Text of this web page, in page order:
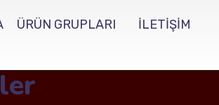
ÜRÜN GRUPLARI İLETİŞİM